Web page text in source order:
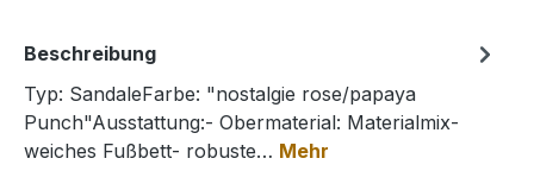
Beschreibung
Typ: SandaleFarbe: "nostalgie rose/papaya
Punch"Ausstattung:- Obermaterial: Materialmix-
weiches Fußbett- robuste… Mehr